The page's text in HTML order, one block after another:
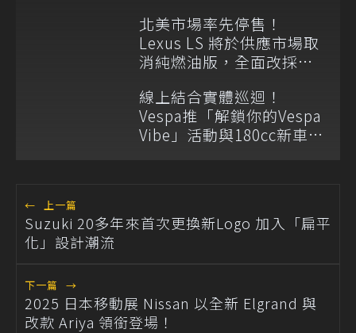
北美市場率先停售！
Lexus LS 將於供應市場取
消純燃油版，全面改採單
線上結合實體巡迴！
Vespa推「解鎖你的Vespa
Vibe」活動與180cc新車全
← 上一篇
Suzuki 20多年來首次更換新Logo 加入「扁平
化」設計潮流
下一篇 →
2025 日本移動展 Nissan 以全新 Elgrand 與
改款 Ariya 領銜登場！